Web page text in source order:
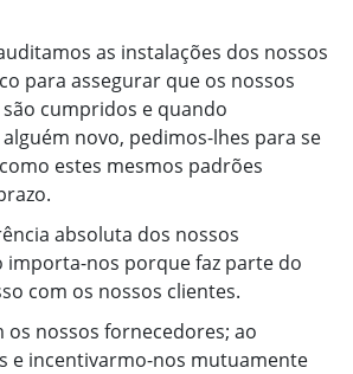
as instalações dos nossos
para assegurar que os nossos
cumpridos e quando
novo, pedimos-lhes para se
estes mesmos padrões
absoluta dos nossos
importa-nos porque faz parte do
com os nossos clientes.
os nossos fornecedores; ao
e incentivarmo-nos mutuamente